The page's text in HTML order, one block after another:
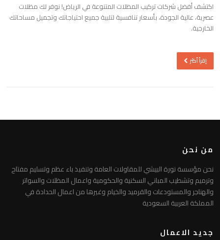
اكتشف أفضل شركات تركيب المظلات المتنوعة في الرياض! نوفر لك مظلات
عصرية، عالية الجودة، بأسعار تنافسية لتلبية جميع احتياجاتك وتجميل مساحاتك
الخارجية.
إقرأ أكثر
من نحن
نحن مؤسسة نورة البيشي للمقاولات العامة وتنفيذ باء عظم وتسليم مفتاح
وترميم وتشطيب المباني السكنية والحكومية واعمال المظلات والسواتر
والهناجر والمستودعات والقرميد والخيام وغيرها من اعمال الحدادة في
المملكة العربية السعودية
جديد الاعمال